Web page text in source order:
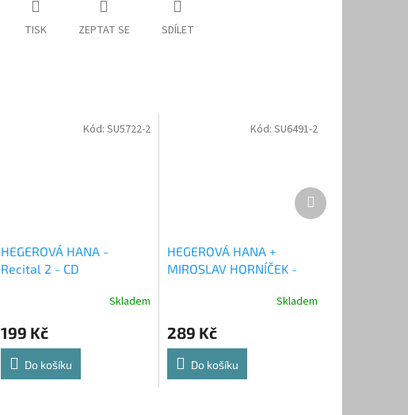
TISK ZEPTAT SE SDÍLET
HEGEROVÁ HANA -
Recital 2 - CD
Skladem
199 Kč
Do košíku
Kód:SU5722-2
HEGEROVÁ HANA +
MIROSLAV HORNÍČEK -
Skladem
289 Kč
Do košíku
Kód: SU6491-2
Další
produkt